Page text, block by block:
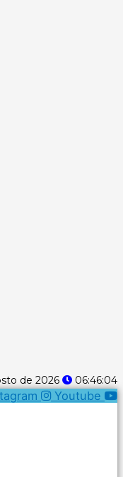
de 2026 06:46:05
Youtube